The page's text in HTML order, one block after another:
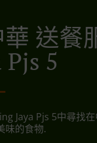
送餐
Pjs 5
Jaya Pjs 5中尋找
味的食物.